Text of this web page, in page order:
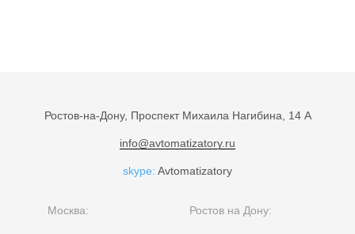
Ростов-на-Дону, Проспект Михаила Нагибина, 14 А
info@avtomatizatory.ru
skype: Avtomatizatory
Москва: Ростов на Дону: